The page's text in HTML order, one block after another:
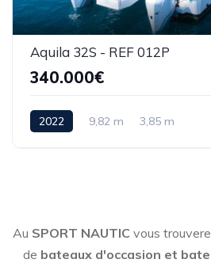
Aquila 32S - REF 012P
340.000€
2022 9,82 m 3,85 m
Au SPORT NAUTIC vous
de bateaux d'occasion et